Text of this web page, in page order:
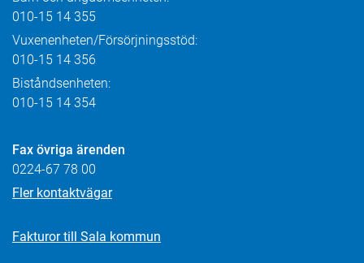
010-15 14 355
Vuxenenheten/Försörjningsstöd:
010-15 14 356
Biståndsenheten:
010-15 14 354
Fax övriga ärenden
0224-67 78 00
Fler kontaktvägar
Fakturor till Sala kommun